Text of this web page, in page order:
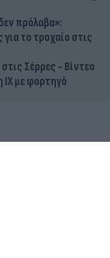
πρόλαβα»:
για το τροχαίο στις
Σέρρες - Βίντεο
με φορτηγό